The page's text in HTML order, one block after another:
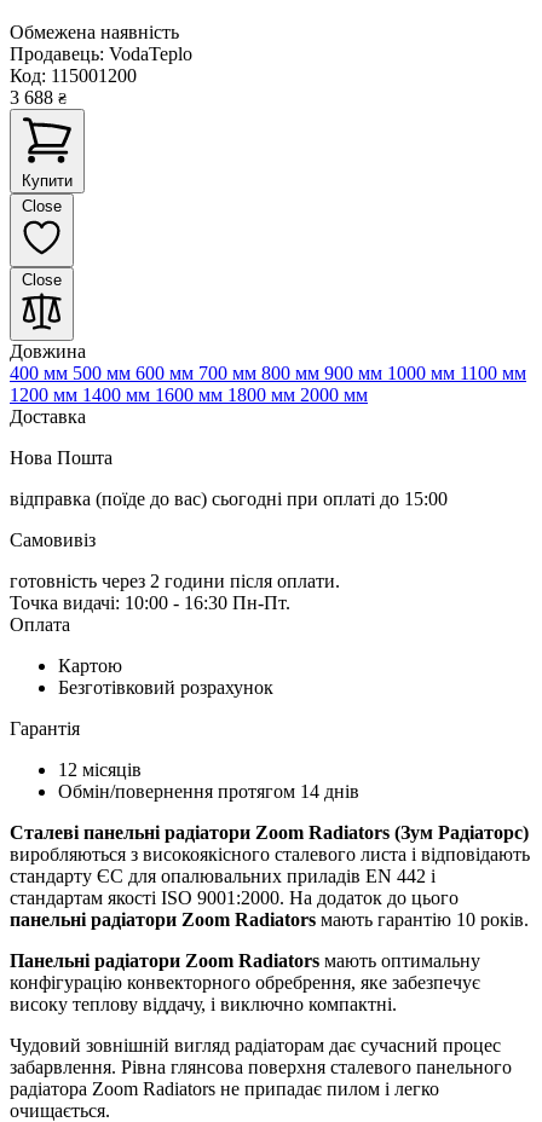
Обмежена наявність
Продавець: VodaTeplo
Код: 115001200
3 688 ₴
Купити
Close
Close
Довжина
400 мм 500 мм 600 мм 700 мм 800 мм 900 мм 1000 мм 1100 мм
1200 мм 1400 мм 1600 мм 1800 мм 2000 мм
Доставка
Нова Пошта
відправка (поїде до вас) сьогодні при оплаті до 15:00
Самовивіз
готовність через 2 години після оплати.
Точка видачі: 10:00 - 16:30 Пн-Пт.
Оплата
Картою
Безготівковий розрахунок
Гарантія
12 місяців
Обмін/повернення протягом 14 днів
Сталеві панельні радіатори Zoom Radiators (Зум Радіаторс)
виробляються з високоякісного сталевого листа і відповідають
стандарту ЄС для опалювальних приладів EN 442 і
стандартам якості ISO 9001:2000. На додаток до цього
панельні радіатори Zoom Radiators мають гарантію 10 років.
Панельні радіатори Zoom Radiators мають оптимальну
конфігурацію конвекторного обребрення, яке забезпечує
високу теплову віддачу, і виключно компактні.
Чудовий зовнішній вигляд радіаторам дає сучасний процес
забарвлення. Рівна глянсова поверхня сталевого панельного
радіатора Zoom Radiators не припадає пилом і легко
очищається.